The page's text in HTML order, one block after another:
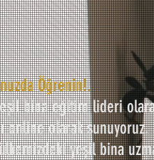
Öğrenin!.
bina eğitim lideri
online olarak
yeşil bina